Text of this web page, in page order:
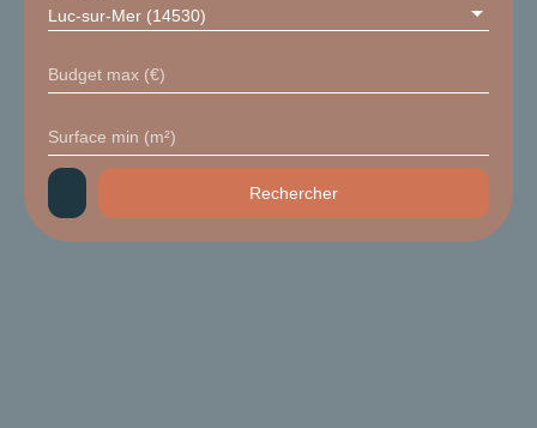
Luc-sur-Mer (14530)
Budget max (€)
Surface min (m²)
Rechercher